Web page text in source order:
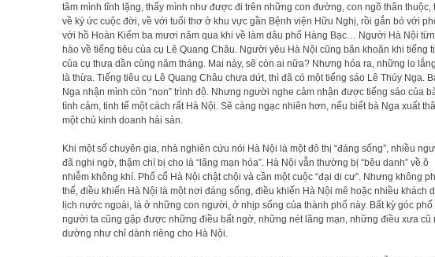
tâm mình tĩnh lặng, thấy mình như được đi trên những con đường, con ngõ thân thuộc,
về ký ức cuộc đời, về với tuổi thơ ở khu vực gần Bệnh viện Hữu Nghị, rồi gắn bó với
với hồ Hoàn Kiếm ba mươi năm qua khi về làm dâu phố Hàng Bạc… Người Hà Nội
hào về tiếng tiêu của cụ Lê Quang Châu. Người yêu Hà Nội cũng băn khoăn khi tiếng
của cụ thưa dần cùng năm tháng. Mai này, sẽ còn ai nữa? Nhưng hóa ra, những lo
là thừa. Tiếng tiêu cụ Lê Quang Châu chưa dứt, thì đã có một tiếng sáo Lê Thúy Nga.
Nga nhận mình còn “non” trình độ. Nhưng người nghe cảm nhận được tiếng sáo của
tình cảm, tinh tế một cách rất Hà Nội. Sẽ càng ngạc nhiên hơn, nếu biết bà Nga xuất
một chủ kinh doanh hải sản.
Khi một số chuyên gia, nhà nghiên cứu nói Hà Nội là một đô thị “đáng sống”, nhiều
đã nghi ngờ, thậm chí bị cho là “lãng mạn hóa”. Hà Nội vẫn thường bị “bêu danh” về ô
nhiễm không khí. Phố cổ Hà Nội chật chội và cần một cuộc “đại di cư”. Nhưng không
thế, điều khiến Hà Nội là một nơi đáng sống, điều khiến Hà Nội mê hoặc nhiều khách
lịch nước ngoài, là ở những con người, ở nhịp sống của thành phố này. Bất kỳ góc phố
người ta cũng gặp được những điều bất ngờ, những nét lãng mạn, những điều xưa cũ
dường như chỉ dành riêng cho Hà Nội.